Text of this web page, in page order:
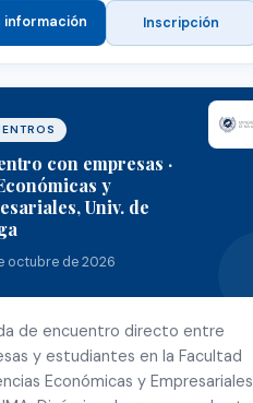
información Inscripción
con empresas ·
y
Univ. de
octubre de 2026
de encuentro directo entre
y estudiantes en la Facultad
Económicas y Empresariales